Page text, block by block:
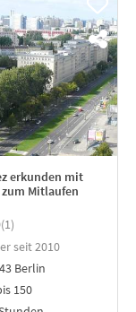
erkunden mit
Mitlaufen
1)
seit 2010
Berlin
150